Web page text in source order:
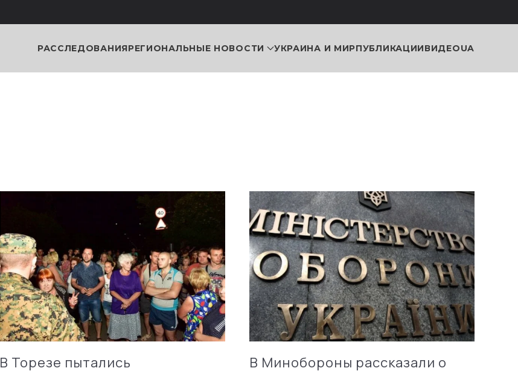
РАССЛЕДОВАНИЯРЕГИОНАЛЬНЫЕ НОВОСТИ УКРАИНА И МИРПУБЛИКАЦИИВИДЕОUA
В Торезе пытались
В Минобороны рассказали о